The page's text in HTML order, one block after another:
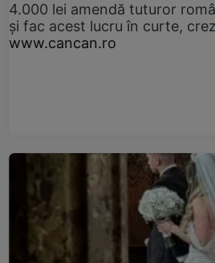
4.000 lei amendă tuturor
și fac acest lucru în curte,
www.cancan.ro